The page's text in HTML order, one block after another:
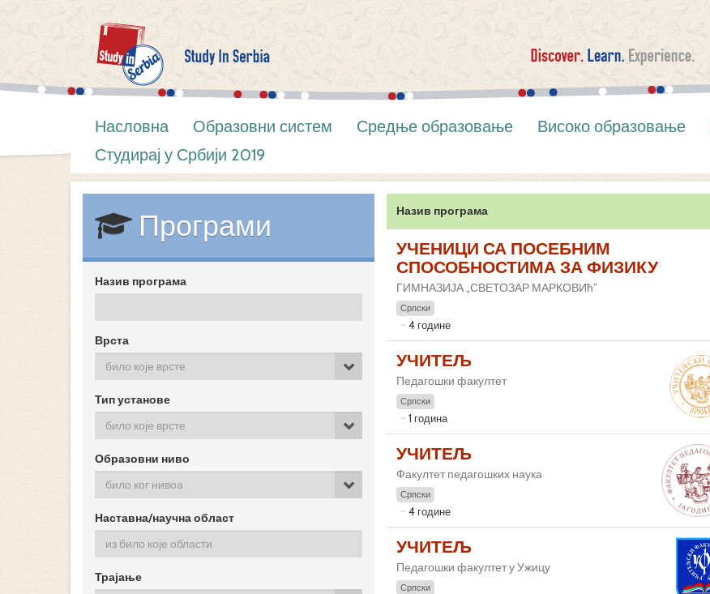
Насловна Образовни систем Средње образовање Високо образовање
Студирај у Србији 2019
Програми
Назив програма
Врста
било које врсте
Тип установе
било које врсте
Образовни ниво
било ког нивоа
Наставна/научна област
Трајање
Назив програма
УЧЕНИЦИ СА ПОСЕБНИМ
СПОСОБНОСТИМА ЗА ФИЗИКУ
ГИМНАЗИЈА „СВЕТОЗАР МАРКОВИћ”
Српски
4 године
УЧИТЕЉ
Педагошки факултет
Српски
1 година
УЧИТЕЉ
Факултет педагошких наука
Српски
4 године
УЧИТЕЉ
Педагошки факултет у Ужицу
Српски